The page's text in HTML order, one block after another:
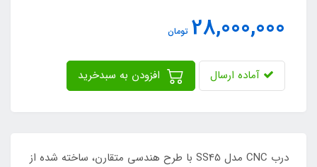
28,000,000 تومان
آماده ارسال
درب CNC مدل SS45 با طرح هندسی متقارن، ساخته شده از